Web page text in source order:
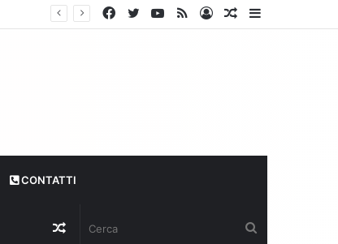
Articolo
Log
RSS
YouTube
Twitter
Facebook
CONTATTI
Articolo